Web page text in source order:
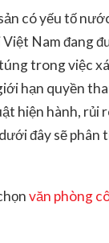
có yếu tố
Việt Namđang
trong việc
hạn quyền
hiện hành, rủi
đây sẽ phân
văn phòng